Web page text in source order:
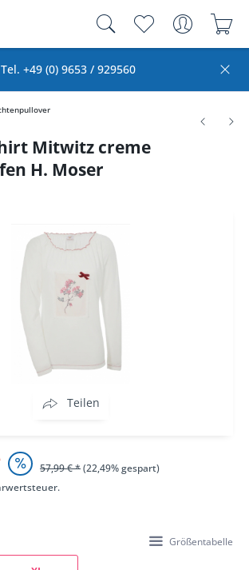
9653 / 929560
Mitwitz creme
H. Moser
Teilen
57,99 € *(22,49% gespart)
Größentabelle